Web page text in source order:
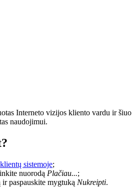
Interneto vizijos kliento vardu ir šiuo
naudojimui.
klientų sistemoje;
nuorodą Plačiau...;
paspauskite mygtuką Nukreipti.